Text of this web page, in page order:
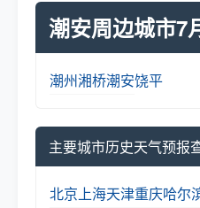
潮安周边城市7
潮州湘桥潮安饶平
主要城市历史天气预报
北京 上海天津重庆哈尔